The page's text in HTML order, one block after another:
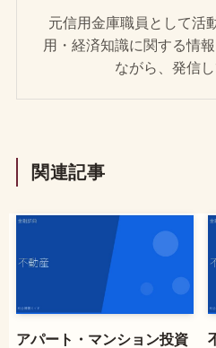
元信用金庫職員として活
用・経済知識に関する情
ながら、発信し
関連記事
アパート・マンション投資